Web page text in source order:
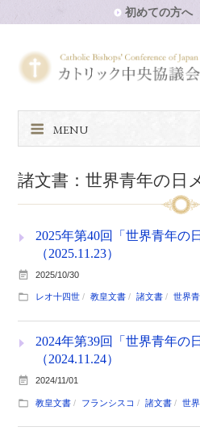
初めての方へ
MENU
諸文書：世界青年の日
2025年第40回「世界青年の
（2025.11.23）
2025/10/30
レオ十四世 教皇文書 諸文書 世界
2024年第39回「世界青年の
（2024.11.24）
2024/11/01
教皇文書 フランシスコ 諸文書 世